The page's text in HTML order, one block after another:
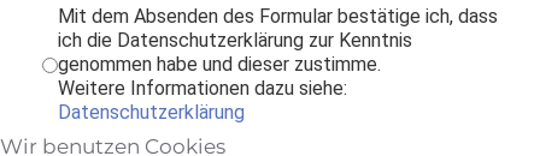
Mit dem Absenden des Formular bestätige ich, dass
ich die Datenschutzerklärung zur Kenntnis
genommen habe und dieser zustimme.
Weitere Informationen dazu siehe:
Datenschutzerklärung
Wir benutzen Cookies